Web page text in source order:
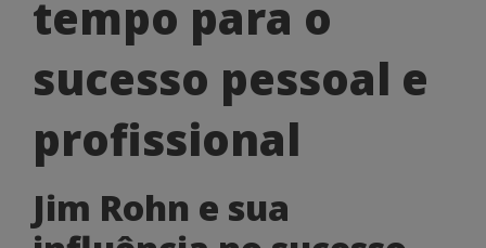
importância
do
tempo
para
o
tempo para o
sucesso pessoal e
profissional
Jim Rohn e sua